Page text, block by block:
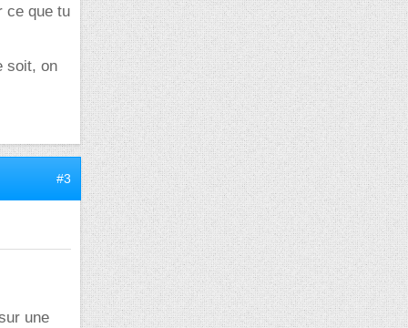
ce que tu
soit, on
#3
une